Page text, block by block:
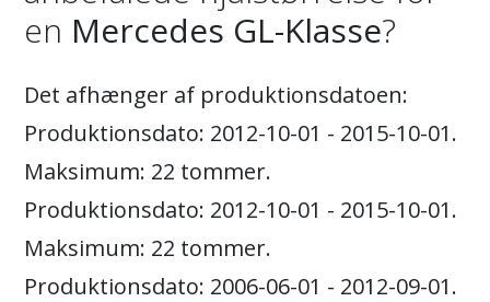
en Mercedes GL-Klasse?
Det afhænger af produktionsdatoen:
Produktionsdato: 2012-10-01 - 2015-10-01.
Maksimum: 22 tommer.
Produktionsdato: 2012-10-01 - 2015-10-01.
Maksimum: 22 tommer.
Produktionsdato: 2006-06-01 - 2012-09-01.